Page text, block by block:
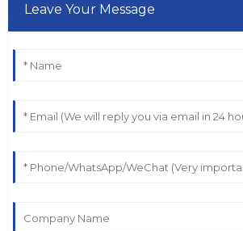
Leave Your Message